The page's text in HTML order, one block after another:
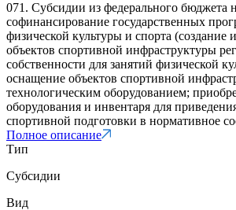
071. Субсидии из федерального бюджета
софинансирование государственных
физической культуры и спорта (создание
объектов спортивной инфраструктуры
собственности для занятий физической
оснащение объектов спортивной
технологическим оборудованием;
оборудования и инвентаря для
спортивной подготовки в нормативное
Полное описание
Тип
Субсидии
Вид